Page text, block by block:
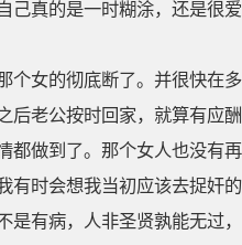
己真的是一时糊涂，还是很
个女的彻底断了。并很快在
后老公按时回家，就算有应
都做到了。那个女人也没有
有时会想我当初应该去捉奸
是有病，人非圣贤孰能无过